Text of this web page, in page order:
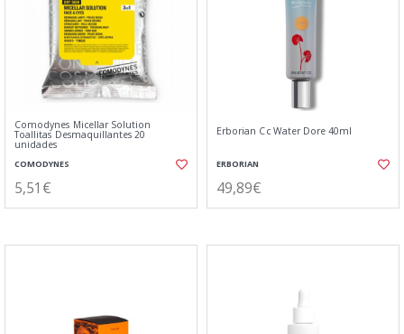
Comodynes Micellar Solution
Toallitas Desmaquillantes 20
unidades
COMODYNES
5,51€
Erborian Cc Water Dore 40ml
ERBORIAN
49,89€